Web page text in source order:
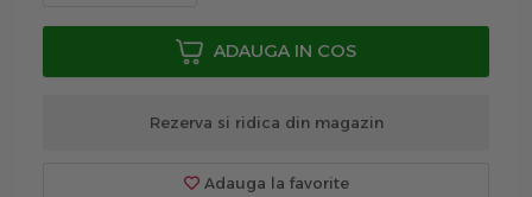
ADAUGA IN COS
Rezerva si ridica din magazin
Adauga la favorite